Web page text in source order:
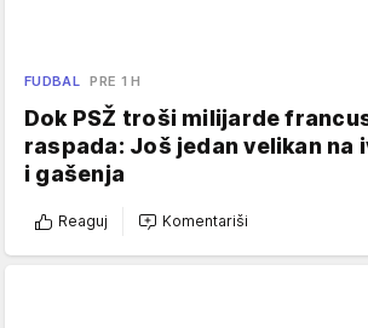
FUDBAL PRE 1 H
Dok PSŽ troši milijarde
raspada: Još jedan velikan na
i gašenja
Reaguj Komentariši